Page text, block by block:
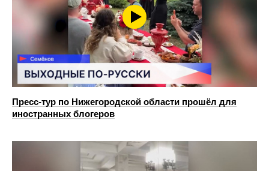
Пресс-тур по Нижегородской области прошёл для
иностранных блогеров